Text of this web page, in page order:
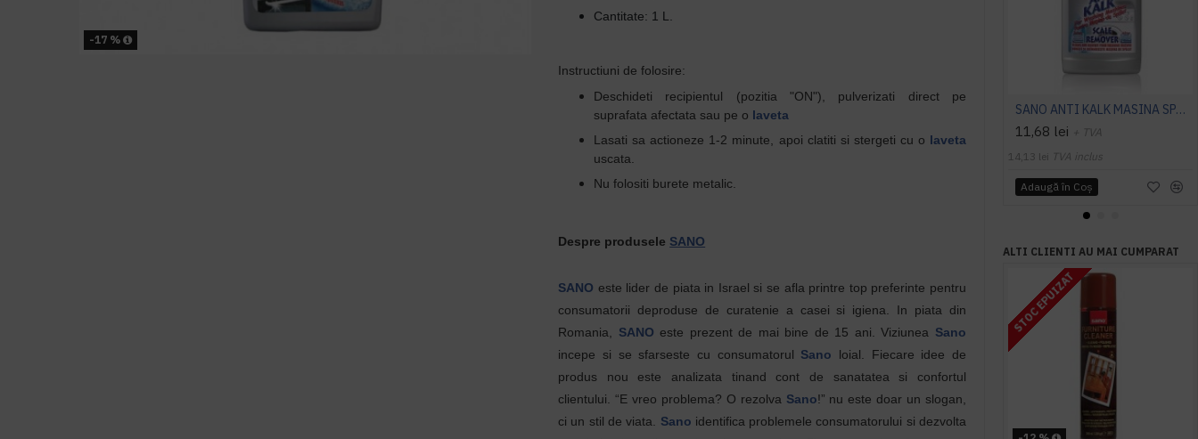
-17 %
Cantitate: 1 L.
Instructiuni de folosire:
Deschideti recipientul (pozitia "ON"), pulverizati direct pe
suprafata afectata sau pe o laveta
Lasati sa actioneze 1-2 minute, apoi clatiti si stergeti cu o laveta
uscata.
Nu folositi burete metalic.
Despre produsele SANO
SANO este lider de piata in Israel si se afla printre top preferinte pentru
consumatorii deproduse de curatenie a casei si igiena. In piata din
Romania, SANO este prezent de mai bine de 15 ani. Viziunea Sano
incepe si se sfarseste cu consumatorul Sano loial. Fiecare idee de
produs nou este analizata tinand cont de sanatatea si confortul
clientului. “E vreo problema? O rezolva Sano!” nu este doar un slogan,
ci un stil de viata. Sano identifica problemele consumatorului si dezvolta
SANO ANTI KALK MASINA SPALAT 500ml
11,68 lei + TVA
14,13 lei TVA inclus
Adaugă în Coş
ALTI CLIENTI AU MAI CUMPARAT
STOC EPUIZAT